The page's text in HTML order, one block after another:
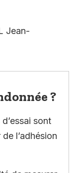
Jean-
?
sont
l’adhésion